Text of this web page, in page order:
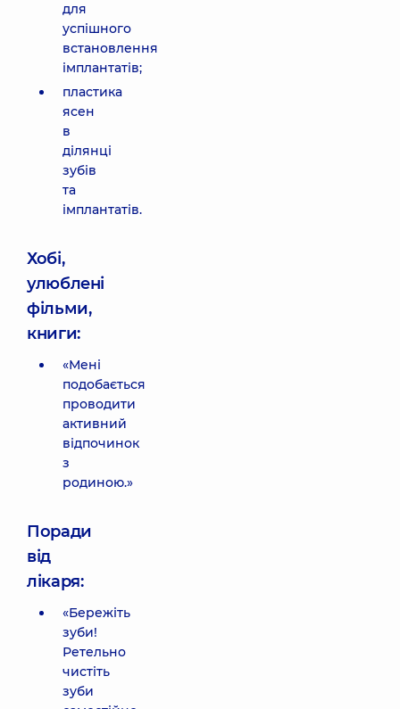
для
успішного
встановлення
імплантатів;
пластика
ясен
в
ділянці
зубів
та
імплантатів.
Хобі,
улюблені
фільми,
книги:
«Мені
подобається
проводити
активний
відпочинок
з
родиною.»
Поради
від
лікаря:
«Бережіть
зуби!
Ретельно
чистіть
зуби